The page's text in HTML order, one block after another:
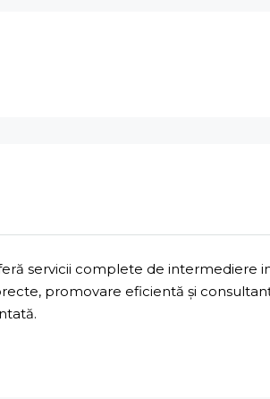
servicii complete de
promovare eficientă și